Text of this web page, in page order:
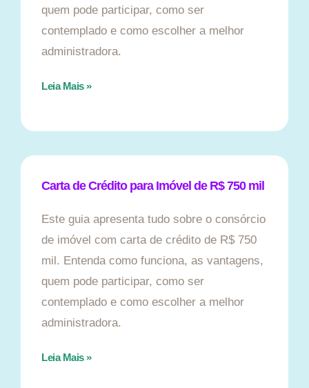
quem pode participar, como ser
contemplado e como escolher a melhor
administradora.
Leia Mais »
Carta de Crédito para Imóvel de R$ 750 mil
Este guia apresenta tudo sobre o consórcio
de imóvel com carta de crédito de R$ 750
mil. Entenda como funciona, as vantagens,
quem pode participar, como ser
contemplado e como escolher a melhor
administradora.
Leia Mais »